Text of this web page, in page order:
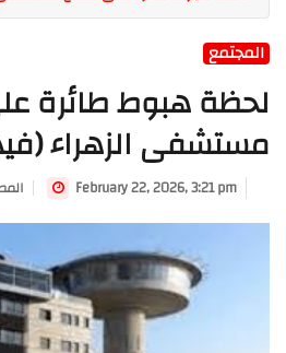
المجتمع
لحظة هبوط طائرة
مستشفى الزهراء
February 22, 2026, 3:21 pm